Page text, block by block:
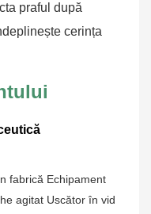
praful după
cerința